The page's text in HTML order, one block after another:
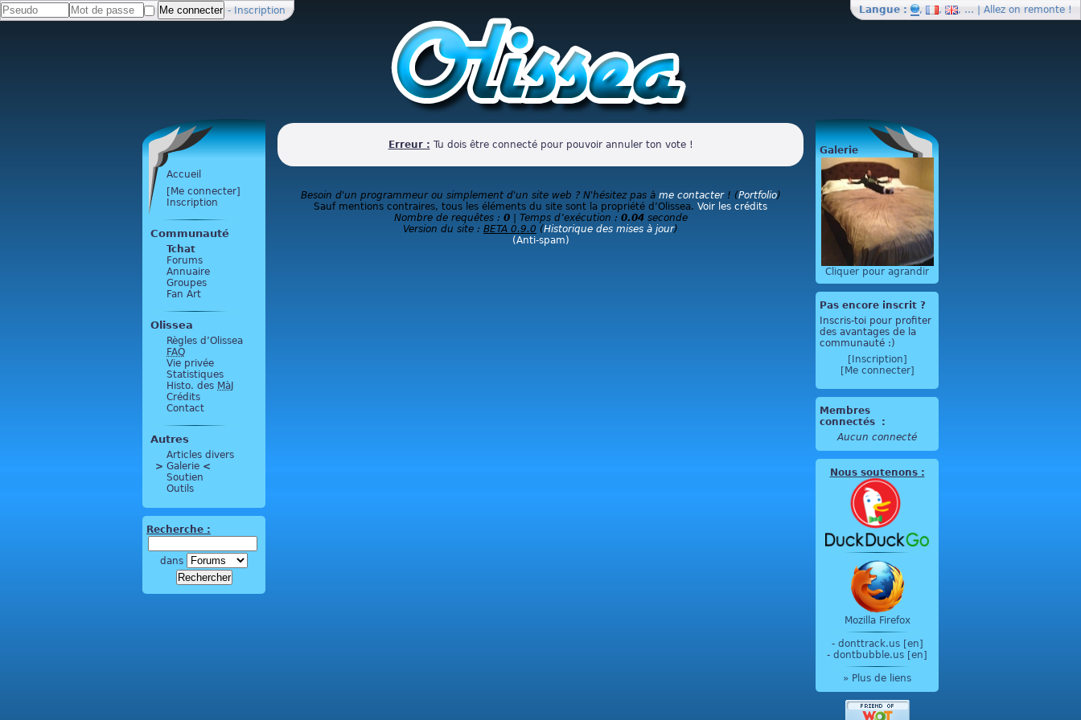
- Inscription Langue : , , , … | Allez on remonte !
Accueil
[Me connecter]
Inscription
Communauté
Tchat
Forums
Annuaire
Groupes
Fan Art
Olissea
Règles d’Olissea
FAQ
Vie privée
Statistiques
Histo. des MàJ
Crédits
Contact
Autres
Articles divers
> Galerie <
Soutien
Outils
Recherche :
dans
Erreur : Tu dois être connecté pour pouvoir annuler ton vote !
Besoin d'un programmeur ou simplement d'un site web ? N'hésitez pas à me contacter! (Portfolio)
Sauf mentions contraires, tous les éléments du site sont la propriété d’Olissea. Voir les crédits
Nombre de requêtes : 0| Temps d’exécution : 0.04seconde
Version du site : BETA 0.9.0 (Historique des mises à jour)
(Anti-spam)
Galerie
Cliquer pour agrandir
Pas encore inscrit ?
Inscris-toi pour profiter
des avantages de la
communauté :)
[Inscription]
[Me connecter]
Membres
connectés
:
Aucun connecté
Nous soutenons:
Mozilla Firefox
- donttrack.us [en]
- dontbubble.us [en]
» Plus de liens